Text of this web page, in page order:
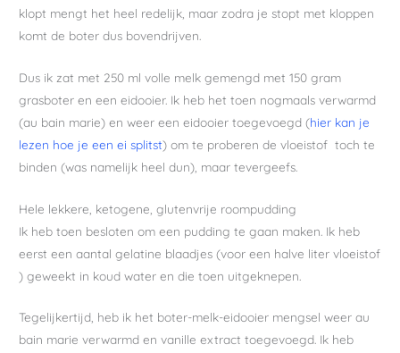
klopt mengt het heel redelijk, maar zodra je stopt met kloppen
komt de boter dus bovendrijven.
Dus ik zat met 250 ml volle melk gemengd met 150 gram
grasboter en een eidooier. Ik heb het toen nogmaals verwarmd
(au bain marie) en weer een eidooier toegevoegd (hier kan je
lezen hoe je een ei splitst) om te proberen de vloeistof toch te
binden (was namelijk heel dun), maar tevergeefs.
Hele lekkere, ketogene, glutenvrije roompudding
Ik heb toen besloten om een pudding te gaan maken. Ik heb
eerst een aantal gelatine blaadjes (voor een halve liter vloeistof
) geweekt in koud water en die toen uitgeknepen.
Tegelijkertijd, heb ik het boter-melk-eidooier mengsel weer au
bain marie verwarmd en vanille extract toegevoegd. Ik heb